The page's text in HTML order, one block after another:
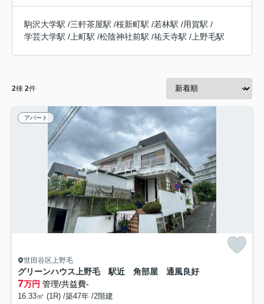
駒沢大学駅 /三軒茶屋駅 /桜新町駅 /若林駅 /用賀駅 /
学芸大学駅 / 上町駅 /松陰神社前駅 /祐天寺駅 / 上野毛駅
2棟 2件
アパート
世田谷区上野毛
グリーンハウス上野毛 駅近 角部屋 通風良好
7万円 管理/共益費-
16.33㎡ (1R) /築47年 /2階建